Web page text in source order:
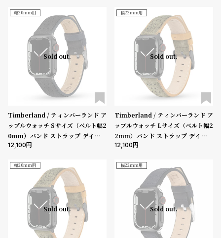
注
誌
装
貸
出
報
ー
ル
mm（series10以降）］
9mm、Ultra］
幅20mm用
Sold out.
Timberland / ティンバーランド ア
ップルウォッチ Sサイズ（ベルト幅2
0mm）バンド ストラップ デインツ
リー ブラック レザー ガン ［対応ケ
2mm（series10以降）］
12,100
幅22mm用
Sold out.
Timberland / ティンバーランド ア
ップルウォッチ Lサイズ（ベルト幅2
2mm）バンド ストラップ デインツ
リー グリーン レザー ガン ［対応ケ
9mm、Ultra］
12,100
幅20mm用
Sold out.
幅22mm用
Sold out.